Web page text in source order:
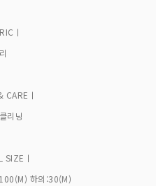
ㅣ
CAREㅣ
리닝
SIZEㅣ
하의:30(M)